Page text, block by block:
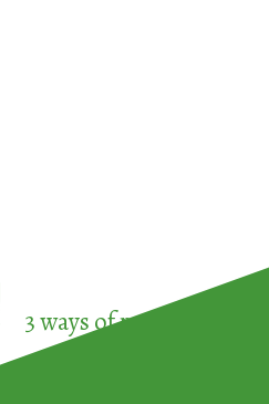
3 ways of participating